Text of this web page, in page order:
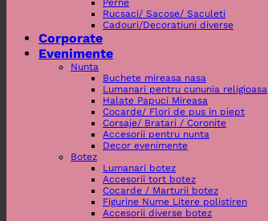
Perne
Rucsaci/ Sacose/ Saculeti
Cadouri/Decoratiuni diverse
Corporate
Evenimente
Nunta
Buchete mireasa nasa
Lumanari pentru cununia religioasa
Halate Papuci Mireasa
Cocarde/ Flori de pus in piept
Corsaje/ Bratari / Coronite
Accesorii pentru nunta
Decor evenimente
Botez
Lumanari botez
Accesorii tort botez
Cocarde / Marturii botez
Figurine Nume Litere polistiren
Accesorii diverse botez